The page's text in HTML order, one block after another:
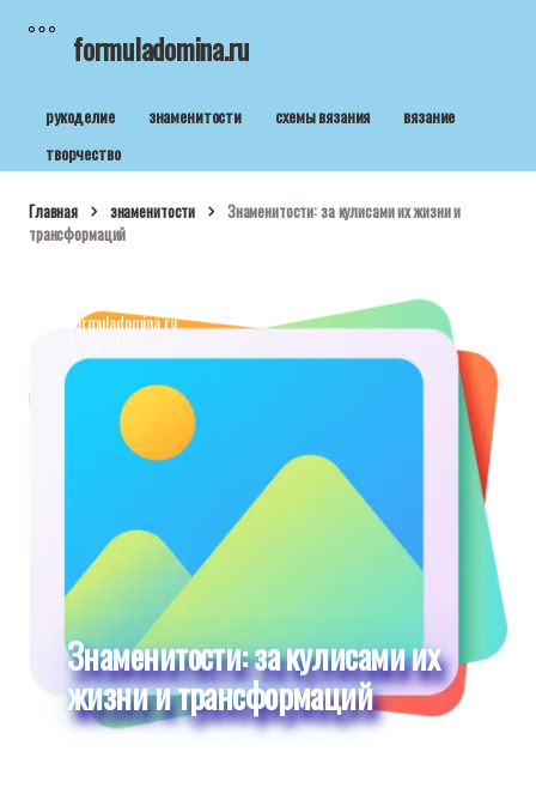
formuladomina.ru
рукоделие знаменитости схемы вязания
вязание
творчество
Главная знаменитости
Знаменитости: за кулисами их жизни и
трансформаций
formuladomina.ru
Знаменитости: за кулисами их
жизни и трансформаций